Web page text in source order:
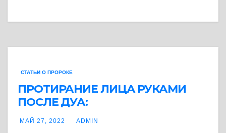
СТАТЬИ О ПРОРОКЕ
ПРОТИРАНИЕ ЛИЦА РУКАМИ
ПОСЛЕ ДУА:
МАЙ 27, 2022 ADMIN